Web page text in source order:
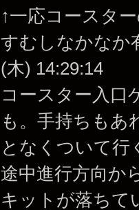
↑一応コースタ
すむしなかなか
(木) 14:29:14
コースター入口
も。手持ちもあ
となくついて行
途中進行方向か
キットが落ちて